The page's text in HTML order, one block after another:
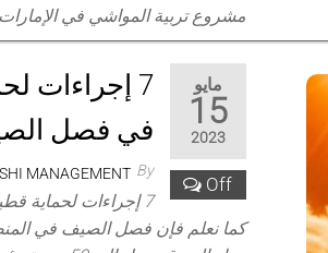
مشروع تربية المواشي في الإمارات
مايو
15
2023
Off
7 إجراءات
في فصل
By
MANAGEMENT
7 إجراءات لحماية
كما نعلم فإن فصل الصيف في